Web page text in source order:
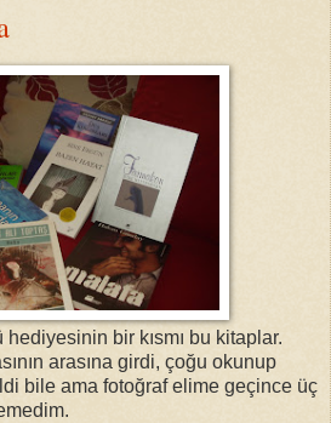
bir kısmı bu kitaplar.
arasına girdi, çoğu okunup
bile ama fotoğraf elime geçince üç